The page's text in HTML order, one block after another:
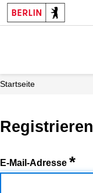
Startseite
Registrieren
E-Mail-Adresse *